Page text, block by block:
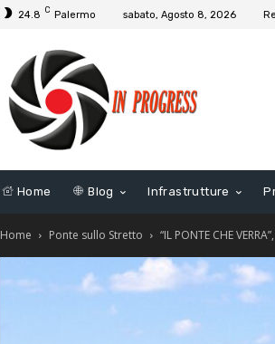
24.8 C Palermo sabato, Agosto 8, 2026
Home Blog Infrastrutture
Home Ponte sullo Stretto “IL PONTE CHE